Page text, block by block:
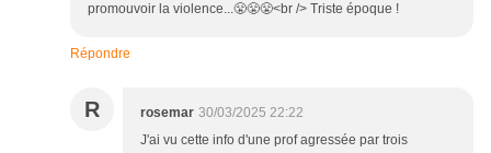
promouvoir la violence...😤😤😤<br /> Triste époque !
Répondre
R rosemar 30/03/2025 22:22
J'ai vu cette info d'une prof agressée par trois